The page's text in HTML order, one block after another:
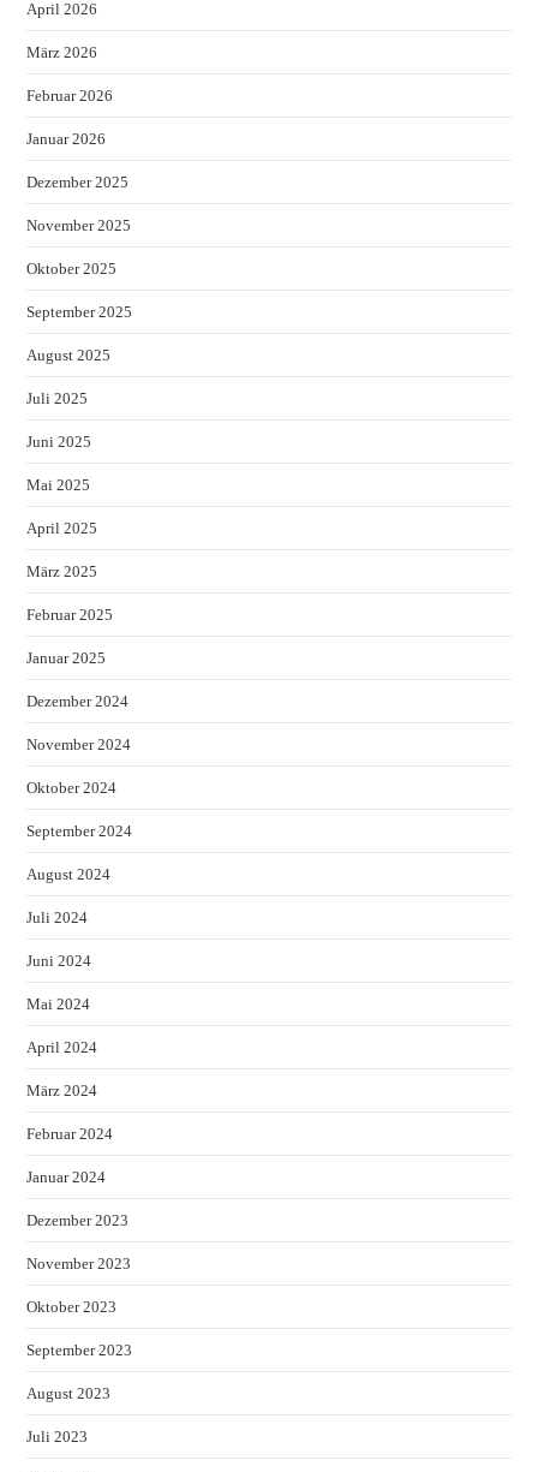
April 2026
März 2026
Februar 2026
Januar 2026
Dezember 2025
November 2025
Oktober 2025
September 2025
August 2025
Juli 2025
Juni 2025
Mai 2025
April 2025
März 2025
Februar 2025
Januar 2025
Dezember 2024
November 2024
Oktober 2024
September 2024
August 2024
Juli 2024
Juni 2024
Mai 2024
April 2024
März 2024
Februar 2024
Januar 2024
Dezember 2023
November 2023
Oktober 2023
September 2023
August 2023
Juli 2023